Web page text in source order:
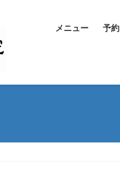
メニュー 予約